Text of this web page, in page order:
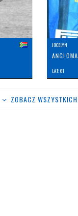
JOCELYN
ANGLOMA
LAT: 61
ZOBACZ WSZYSTKICH